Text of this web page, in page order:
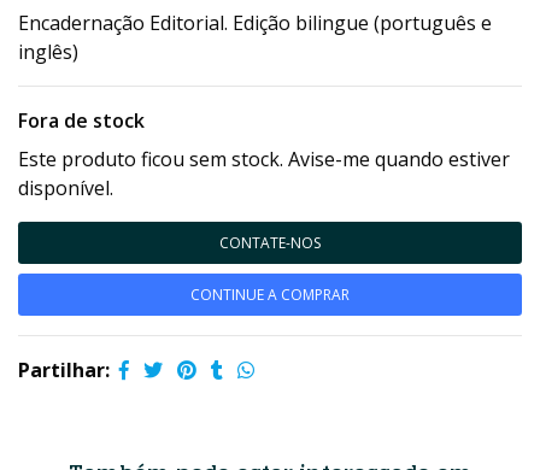
Encadernação Editorial. Edição bilingue (português e
inglês)
Fora de stock
Este produto ficou sem stock. Avise-me quando estiver
disponível.
CONTATE-NOS
CONTINUE A COMPRAR
Partilhar: